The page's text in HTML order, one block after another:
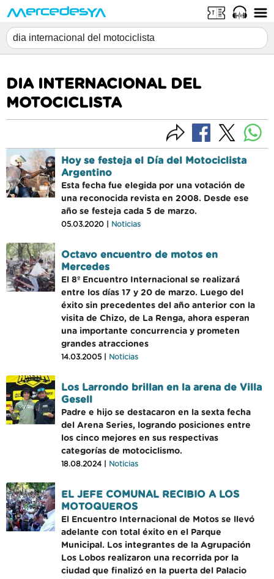
DIA INTERNACIONAL DEL
MOTOCICLISTA
Hoy se festeja el Día del Motociclista
Argentino
Esta fecha fue elegida por una votación de
una reconocida revista en 2008. Desde ese
año se festeja cada 5 de marzo.
05.03.2020 | Noticias
Octavo encuentro de motos en
Mercedes
El 8º Encuentro Internacional se realizará
entre los días 17 y 20 de marzo. Luego del
éxito sin precedentes del año anterior con la
visita de Chizo, de La Renga, ahora esperan
una importante concurrencia y prometen
grandes atracciones
14.03.2005 | Noticias
Los Larrondo brillan en la arena de Villa
Gesell
Padre e hijo se destacaron en la sexta fecha
del Arena Series, logrando posiciones entre
los cinco mejores en sus respectivas
categorías de motociclismo.
18.08.2024 | Noticias
EL JEFE COMUNAL RECIBIO A LOS
MOTOQUEROS
El Encuentro Internacional de Motos se llevó
adelante con total éxito en el Parque
Municipal. Los integrantes de la Agrupación
Los Lobos realizaron una recorrida por la
ciudad que finalizó en la puerta del Palacio